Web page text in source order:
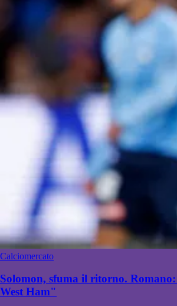
Calciomercato
Solomon, sfuma il ritorno.
West Ham"